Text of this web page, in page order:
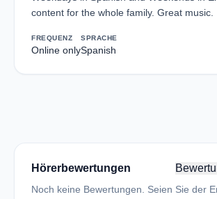
content for the whole family. Great music.
FREQUENZ
Online only
SPRACHE
Spanish
Hörerbewertungen
Noch keine Bewertungen. Seien Sie der